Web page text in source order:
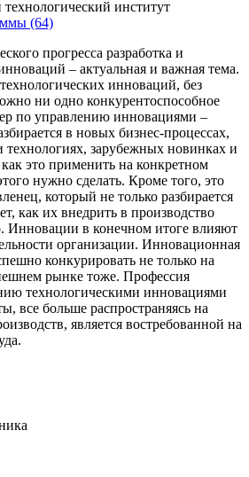
(64)
прогресса разработка и
– актуальная и важная тема.
инноваций, без
ни одно конкурентоспособное
по управлению инновациями –
в новых бизнес-процессах,
технологиях, зарубежных новинках и
это применить на конкретном
нужно сделать. Кроме того, это
который не только разбирается
как их внедрить в производство
Инновации в конечном итоге влияют
организации. Инновационная
конкурировать не только на
рынке тоже. Профессия
технологическими инновациями
все больше распространяясь на
является востребованной на